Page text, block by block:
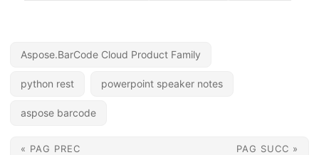
Aspose.BarCode Cloud Product Family
python rest powerpoint speaker notes
aspose barcode
« PAG PREC PAG SUCC »